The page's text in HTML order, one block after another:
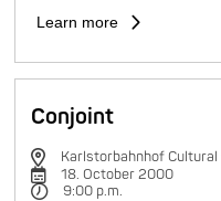
Learn more
Conjoint
Karlstorbahnhof Cultural
18. October 2000
9:00 p.m.